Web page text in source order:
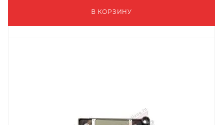
В КОРЗИНУ